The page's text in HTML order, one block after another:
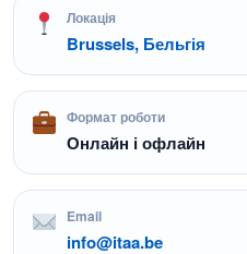
Локація
Brussels, Бельгія
Формат роботи
Онлайн і офлайн
Email
info@itaa.be